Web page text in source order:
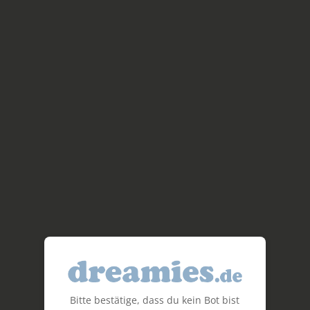
Bitte bestätige, dass du kein Bot bist